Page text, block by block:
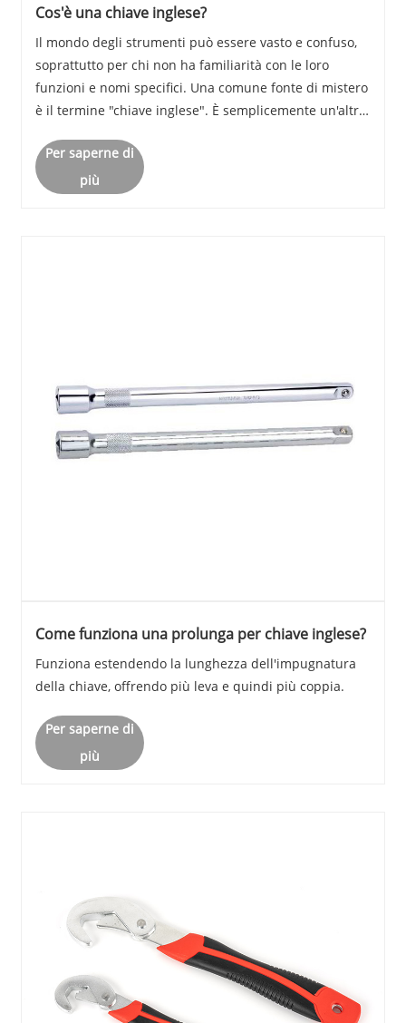
Cos'è una chiave inglese?
Il mondo degli strumenti può essere vasto e confuso,
soprattutto per chi non ha familiarità con le loro
funzioni e nomi specifici. Una comune fonte di mistero
è il termine "chiave inglese". È semplicemente un'altra
unico? In questo articolo appr......
Per saperne di
più
Come funziona una prolunga per chiave inglese?
Funziona estendendo la lunghezza dell'impugnatura
della chiave, offrendo più leva e quindi più coppia.
Per saperne di
più